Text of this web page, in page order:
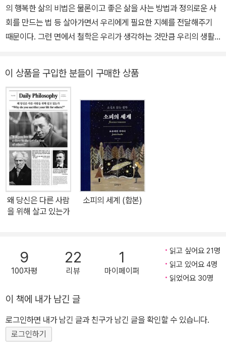
의 행복한 삶의 비법은 물론이고 좋은 삶을 사는 방법과 정의로운 사
회를 만드는 법 등 살아가면서 우리에게 필요한 지혜를 전달해주기
때문이다. 그런 면에서 철학은 우리가 생각하는 것만큼 우리의 생활
데, 막상 읽어보려고 해도 수많은 철학서 가운데 어떤 기준으로 어떤
책을 골라야 할지 판단하기도 어렵고, 그런 상황에서 여러 권을 읽어
야 한다는 것 또한 부담스럽다. 《세계 철학 필독서 50》은 바로 이런
고민을 단숨에 해결해준다. 어렵게만 느껴지던 철학의 핵심 지도를
한눈에 파악할 수 있도록 구성해, 어디서부터 어떻게 시작하면 좋을
지 도움을 준다. 이 책의 저자인 톰 보틀러 보든은 ‘50권의 고전 시리
즈’로 유명한 작가이자 큐레이션이다. 그런 만큼 그가 고심해서 고른
50권의 명저는 논쟁의 여지가 없는 이 시대의 고전들이다. 우리가 꼭
읽어야 할 불후의 대작들을 한 권에! 《세계 철학 필독서 50》에는 25
00년간 재해석되어온 플라톤의 《국가》부터 동양 최고의 경전인 공
의 《도덕과 입법의 원리》, ‘패러다임’이란 용어를 탄생시킨 칼 포퍼의
《과학혁명의 구조》, 페미니즘을 새롭게 해석한 주디스 버틀러의 《젠
더 트러블》과 능력주의 사회에 파문을 던진 마이클 샌델의 《정의란
철학자들의 주요한 사상과 대표 저작이 실려 있다. 이 하나하나의 책
들을 통해 우리는 다른 모든 지식을 바라보는 기본 틀을 얻을 수 있으
며, 자유롭게 생각하고, 존재하고, 행위하고, 인식하는 방법을 배울 수
이 상품을 구입한 분들이 구매한 상품
왜 당신은 다른 사람
을 위해 살고 있는가
소피의 세계 (합본)
9
100자평
22
리뷰
1
마이페이퍼
읽고 싶어요 21명
읽고 있어요 4명
읽었어요 30명
이 책에 내가 남긴 글
로그인하면 내가 남긴 글과 친구가 남긴 글을 확인할 수 있습니다.
로그인하기